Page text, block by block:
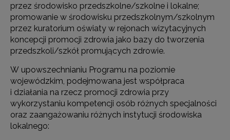
przez środowisko przedszkolne/szkolne i lokalne;
promowanie w środowisku przedszkolnym/szkolnym
przez kuratorium oświaty w rejonach wizytacyjnych
koncepcji promocji zdrowia jako bazy do tworzenia
przedszkoli/szkół promujących zdrowie.
W upowszechnianiu Programu na poziomie
wojewódzkim, podejmowana jest współpraca
i działania na rzecz promocji zdrowia przy
wykorzystaniu kompetencji osób różnych specjalności
oraz zaangażowaniu różnych instytucji środowiska
lokalnego: